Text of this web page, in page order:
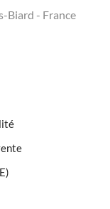
Biard - France